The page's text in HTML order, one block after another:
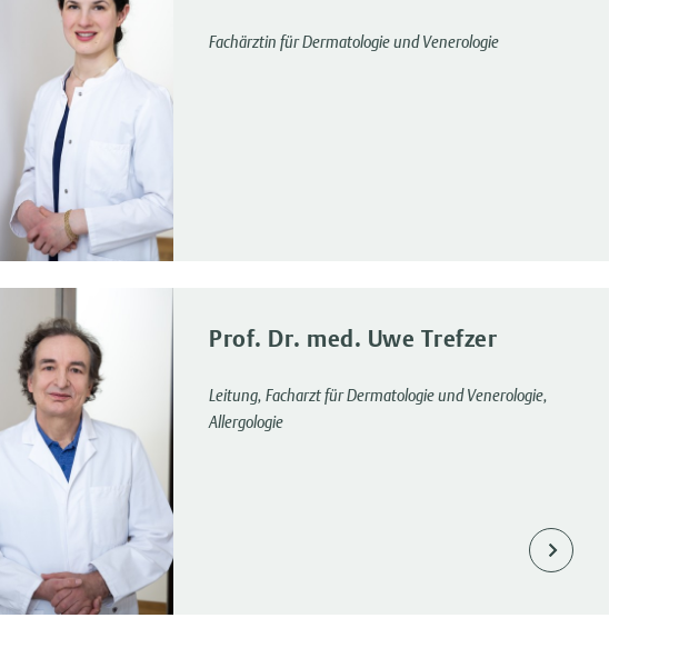
Fachärztin für Dermatologie und Venerologie
Prof. Dr. med. Uwe Trefzer
Leitung, Facharzt für Dermatologie und Venerologie,
Allergologie